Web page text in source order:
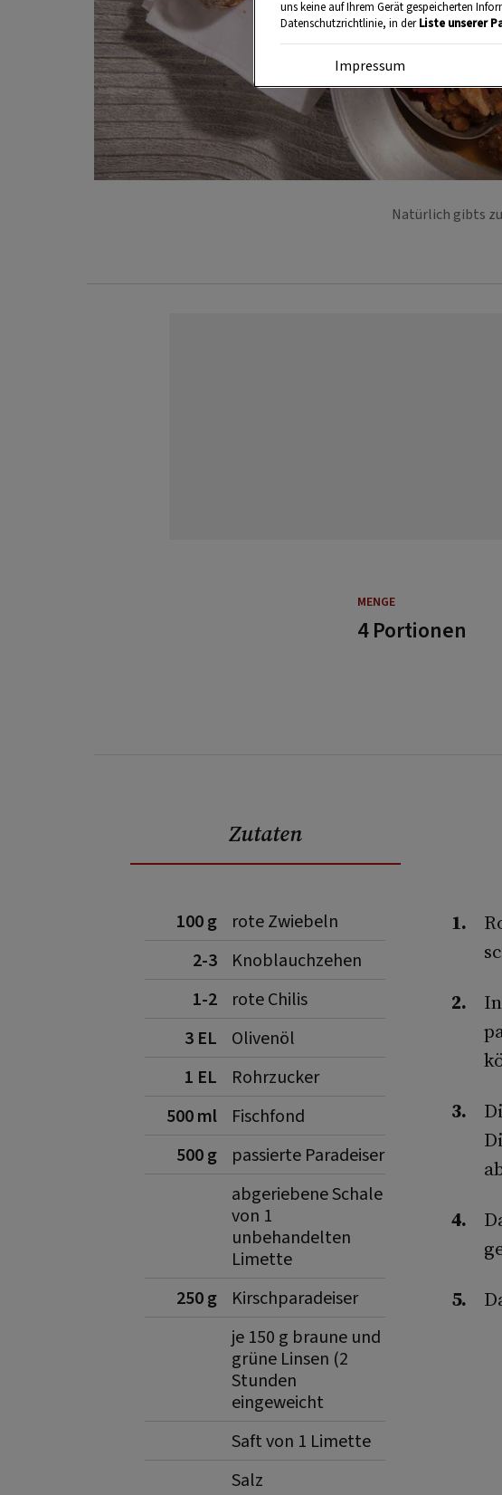
Natürlich gibts
MENGE
4 Portionen
Zutaten
100 g
rote Zwiebeln
2-3
Knoblauchzehen
1-2
rote Chilis
3 EL
Olivenöl
1 EL
Rohrzucker
500 ml
Fischfond
500 g
passierte Paradeiser
abgeriebene Schale
von 1
unbehandelten
Limette
250 g
Kirschparadeiser
je 150 g braune und
grüne Linsen (2
Stunden
eingeweicht
Saft von 1 Limette
Salz
uns keine auf Ihrem Gerät gespeicherten
Datenschutzrichtlinie, in derListe unserer
Impressum